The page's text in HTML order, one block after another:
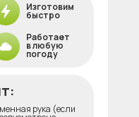
Изготовим
быстро
Работает
в любую
погоду
рука (если